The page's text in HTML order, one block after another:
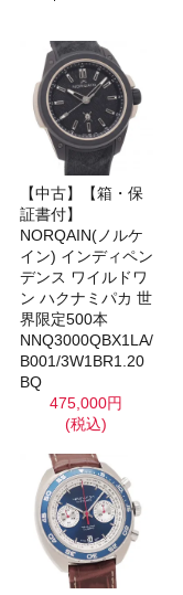
【中古】【箱・保
証書付】
NORQAIN(ノルケ
イン) インディペン
デンス ワイルドワ
ン ハクナミパカ 世
界限定500本
NNQ3000QBX1LA/
B001/3W1BR1.20
BQ
475,000円
(税込)